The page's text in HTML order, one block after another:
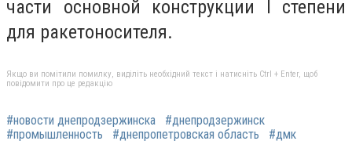
части основной конструкции І степени
для ракетоносителя.
Якщо ви помітили помилку, виділіть необхідний текст і натисніть Ctrl + Enter, щоб
повідомити про це редакцію
#новости днепродзержинска
#днепродзержинск
#промышленность
#днепропетровская область
#дмк